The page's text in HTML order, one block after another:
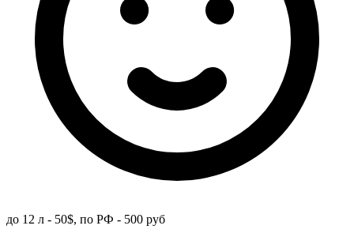
до 12 л - 50$, по РФ - 500 руб